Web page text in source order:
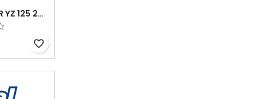
RÉSERVOIR YZ 125 2002 2004
favorite_border